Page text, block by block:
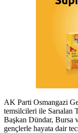
AK Parti Osmangazi
temsilcileri ile Sarıalan
Başkan Dündar, Bursa
gençlerle hayata dair